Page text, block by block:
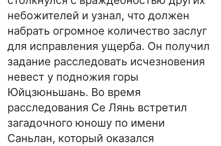
небожителей и узнал, что должен
набрать огромное количество заслуг
для исправления ущерба. Он получил
задание расследовать исчезновения
невест у подножия горы
Юйцзюньшань. Во время
расследования Се Лянь встретил
загадочного юношу по имени
Саньлан, который оказался